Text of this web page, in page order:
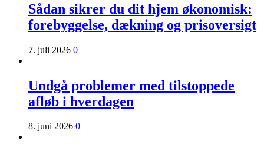
Sådan sikrer du dit hjem økonomisk:
forebyggelse, dækning og prisoversigt
7. juli 2026 0
Undgå problemer med tilstoppede
afløb i hverdagen
8. juni 2026 0